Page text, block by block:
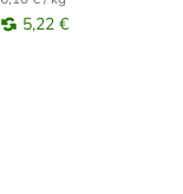
5,22 €